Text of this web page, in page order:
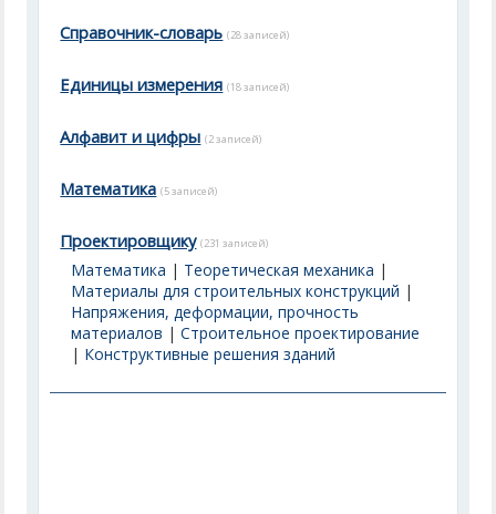
Справочник-словарь (28 записей)
Единицы измерения (18 записей)
Алфавит и цифры (2 записей)
Математика (5 записей)
Проектировщику (231 записей)
Математика | Теоретическая механика |
Материалы для строительных конструкций |
Напряжения, деформации, прочность
материалов |Строительное проектирование
| Конструктивные решения зданий